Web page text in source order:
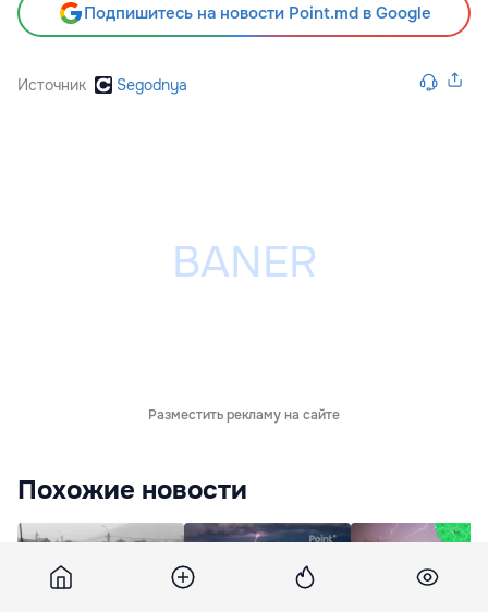
Подпишитесь на новости Point.md в Google
Источник Segodnya
Разместить рекламу на сайте
Похожие новости